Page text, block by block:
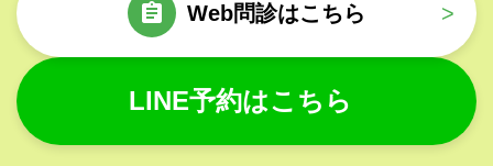
Web問診はこちら >
LINE予約はこちら